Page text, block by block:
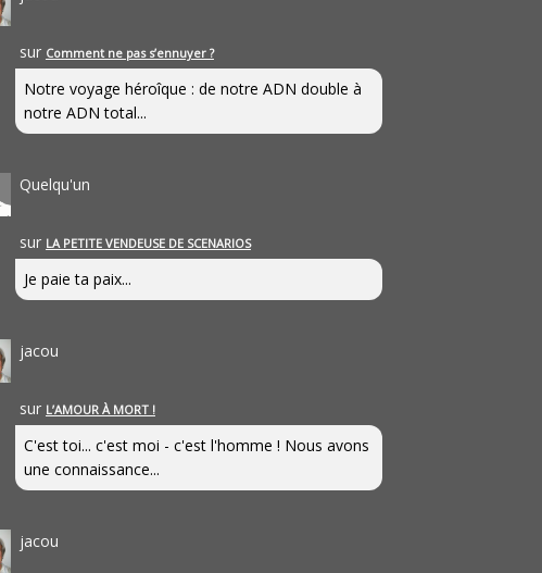
sur Comment ne pas s’ennuyer ?
Notre voyage héroîque : de notre ADN double à
notre ADN total...
Quelqu'un
sur LA PETITE VENDEUSE DE SCENARIOS
Je paie ta paix...
jacou
sur L’AMOUR À MORT !
C'est toi... c'est moi - c'est l'homme ! Nous avons
une connaissance...
jacou